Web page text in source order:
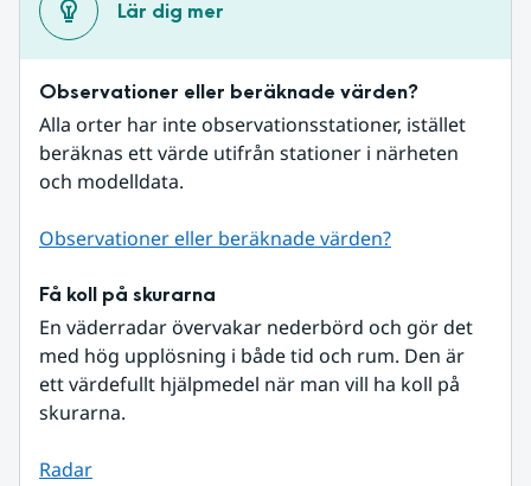
Lär dig mer
Observationer eller beräknade värden?
Alla orter har inte observationsstationer, istället
beräknas ett värde utifrån stationer i närheten
och modelldata.
Observationer eller beräknade värden?
Få koll på skurarna
En väderradar övervakar nederbörd och gör det
med hög upplösning i både tid och rum. Den är
ett värdefullt hjälpmedel när man vill ha koll på
skurarna.
Radar